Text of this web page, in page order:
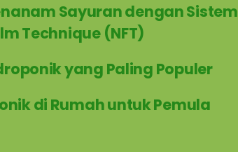
Sayuran dengan Sistem
Technique (NFT)
yang Paling Populer
di Rumah untuk Pemula